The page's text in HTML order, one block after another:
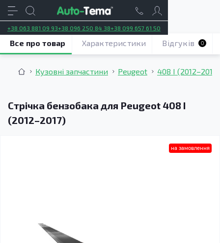
+38 063 881 09 93+38 096 250 84 38+38 099 657 61 50
Кузовні запчастини Peugeot 408 I (2012–2017)
Стрічка бензобака для Peugeot 408 I
(2012–2017)
Все про товар Характеристики Відгуків 0
на замовлення